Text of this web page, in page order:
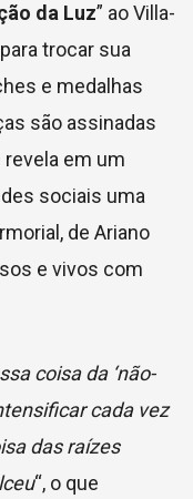
da Luz” ao Villa-
trocar sua
e medalhas
são assinadas
revela em um
sociais uma
de Ariano
e vivos com
coisa da ‘não-
cada vez
das raízes
“, o que